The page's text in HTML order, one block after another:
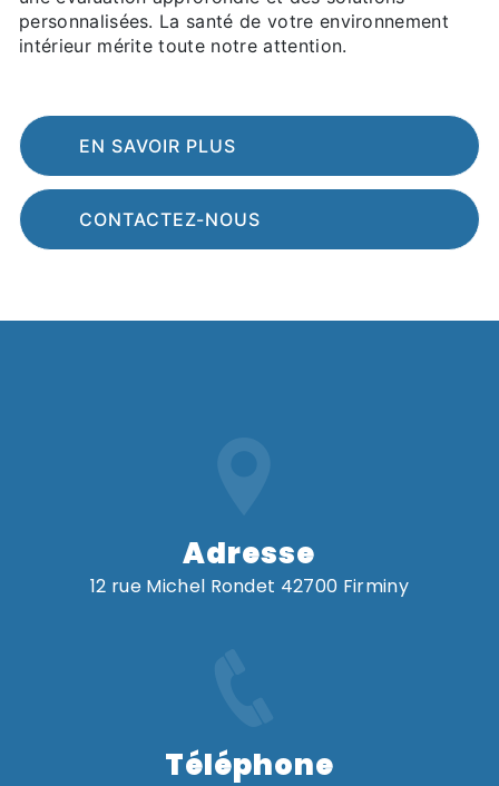
personnalisées. La santé de votre environnement
intérieur mérite toute notre attention.
EN SAVOIR PLUS
CONTACTEZ-NOUS
Adresse
12 rue Michel Rondet 42700 Firminy
Téléphone